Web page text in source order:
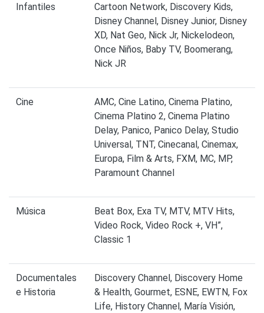
Infantiles
Cartoon Network, Discovery Kids,
Disney Channel, Disney Junior, Disney
XD, Nat Geo, Nick Jr, Nickelodeon,
Once Niños, Baby TV, Boomerang,
Nick JR
Cine
AMC, Cine Latino, Cinema Platino,
Cinema Platino 2, Cinema Platino
Delay, Panico, Panico Delay, Studio
Universal, TNT, Cinecanal, Cinemax,
Europa, Film & Arts, FXM, MC, MP,
Paramount Channel
Música
Beat Box, Exa TV, MTV, MTV Hits,
Video Rock, Video Rock +, VH”,
Classic 1
Documentales
e Historia
Discovery Channel, Discovery Home
& Health, Gourmet, ESNE, EWTN, Fox
Life, History Channel, María Visión,